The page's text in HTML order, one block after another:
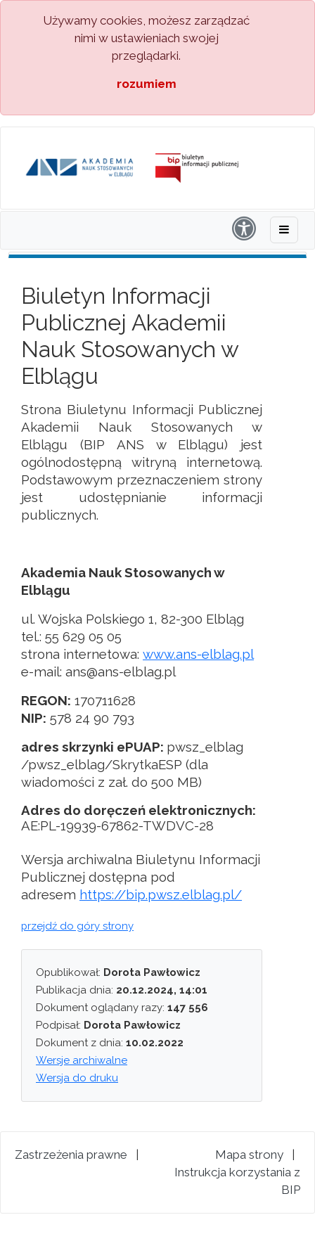
Używamy cookies, możesz zarządzać
nimi w ustawieniach swojej
przeglądarki.
rozumiem
Biuletyn Informacji
Publicznej Akademii
Nauk Stosowanych w
Elblągu
Strona Biuletynu Informacji Publicznej
Akademii Nauk Stosowanych w
Elblągu (BIP ANS w Elblągu) jest
ogólnodostępną witryną internetową.
Podstawowym przeznaczeniem strony
jest udostępnianie informacji
publicznych.
Akademia Nauk Stosowanych w
Elblągu
ul. Wojska Polskiego 1, 82-300 Elbląg
tel.: 55 629 05 05
strona internetowa: www.ans-elblag.pl
e-mail: ans@ans-elblag.pl
REGON: 170711628
NIP: 578 24 90 793
adres skrzynki ePUAP: pwsz_elblag
/pwsz_elblag/SkrytkaESP (dla
wiadomości z zał. do 500 MB)
Adres do doręczeń elektronicznych:
AE:PL-19939-67862-TWDVC-28
Wersja archiwalna Biuletynu Informacji
Publicznej dostępna pod
adresem https://bip.pwsz.elblag.pl/
przejdź do góry strony
Opublikował: Dorota Pawłowicz
Publikacja dnia: 20.12.2024, 14:01
Dokument oglądany razy: 147 556
Podpisał: Dorota Pawłowicz
Dokument z dnia: 10.02.2022
Wersje archiwalne
Wersja do druku
Zastrzeżenia prawne | Mapa strony |
Instrukcja korzystania z
BIP